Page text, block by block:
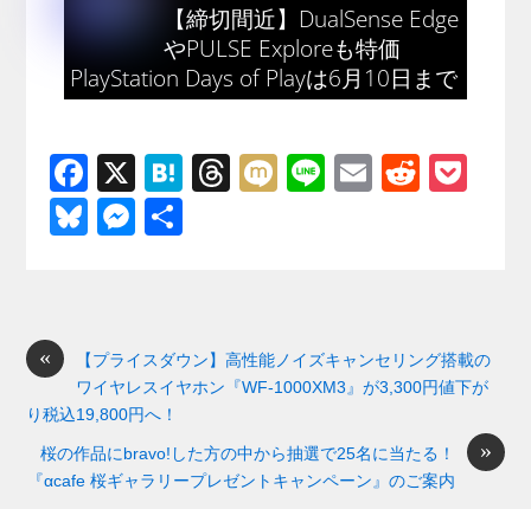
【締切間近】DualSense Edge
やPULSE Exploreも特価
PlayStation Days of Playは6月10日まで
F
a
c
o
o
k
X
H
T
s
M
Li
E
R
Bl
y
M
n
g
er
«
【プライスダウン】高性能ノイズキャンセリング搭載の
ワイヤレスイヤホン『WF-1000XM3』が3,300円値下が
り税込19,800円へ！
»
桜の作品にbravo!した方の中から抽選で25名に当たる！
『αcafe 桜ギャラリープレゼントキャンペーン』のご案内